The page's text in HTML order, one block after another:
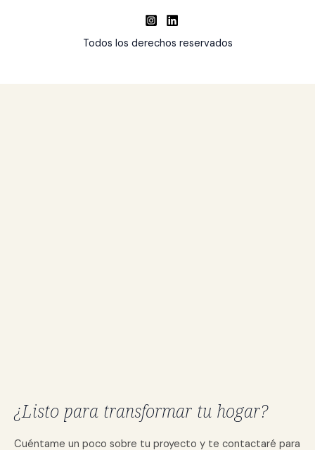
Todos los derechos reservados
¿Listo para transformar tu hogar?
Cuéntame un poco sobre tu proyecto y te contactaré para